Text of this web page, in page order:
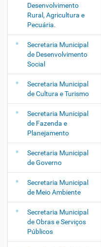
Desenvolvimento
Rural, Agricultura e
Pecuária.
Secretaria Municipal
de Desenvolvimento
Social
Secretaria Municipal
de Cultura e Turismo
Secretaria Municipal
de Fazenda e
Planejamento
Secretaria Municipal
de Governo
Secretaria Municipal
de Meio Ambiente
Secretaria Municipal
de Obras e Serviços
Públicos